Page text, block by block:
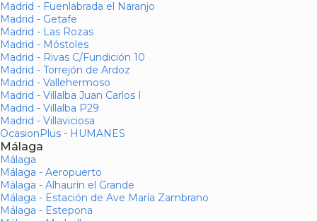
Madrid - Fuenlabrada el Naranjo
Madrid - Getafe
Madrid - Las Rozas
Madrid - Móstoles
Madrid - Rivas C/Fundición 10
Madrid - Torrejón de Ardoz
Madrid - Vallehermoso
Madrid - Villalba Juan Carlos I
Madrid - Villalba P29
Madrid - Villaviciosa
OcasionPlus - HUMANES
Málaga
Málaga
Málaga - Aeropuerto
Málaga - Alhaurín el Grande
Málaga - Estación de Ave María Zambrano
Málaga - Estepona